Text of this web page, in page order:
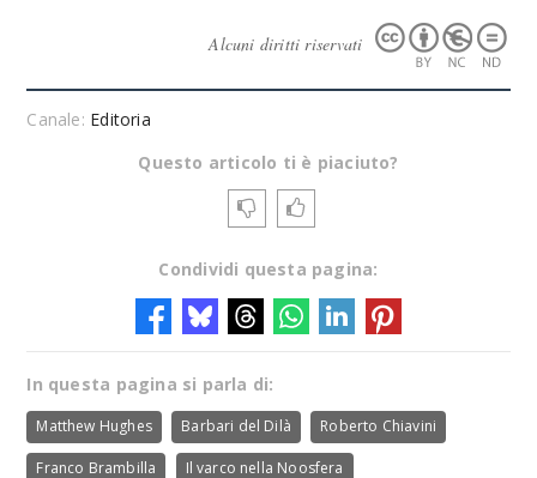
Alcuni diritti riservati
Canale: Editoria
Questo articolo ti è piaciuto?
Condividi questa pagina:
In questa pagina si parla di:
Matthew Hughes Barbari del Dilà Roberto Chiavini
Franco Brambilla Il varco nella Noosfera